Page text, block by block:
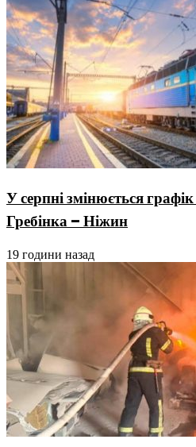
У серпні змінюється
Гребінка – Ніжин
19 години назад